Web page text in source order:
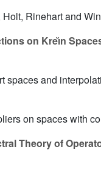
Holt, Rinehart and
on Kreı̆n
and
on spaces with
Theory of